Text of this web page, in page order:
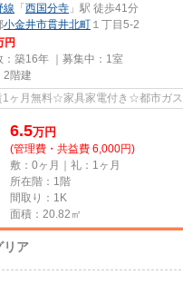
線 「 西国分寺 」駅 徒歩41分
小金井市貫井北町 １丁目5-2
円
：築16年 ｜募集中： 1室
2階建
ヶ月無料☆家具家電付き☆都市ガス
6.5万円
(管理費・共益費 6,000円)
敷：0ヶ月｜礼：1ヶ月
所在階：1階
間取り：1K
面積：20.82㎡
リア